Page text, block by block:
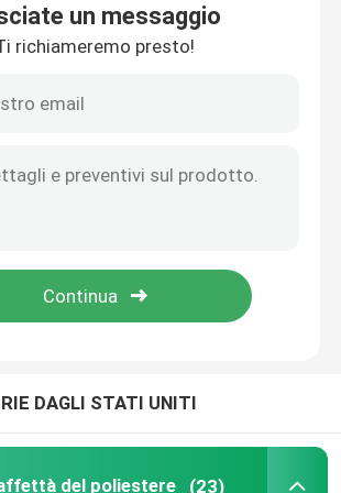
il tessuto
il tessuto
un messaggio
richiameremo presto!
DAGLI STATI UNITI
del poliestere (23)